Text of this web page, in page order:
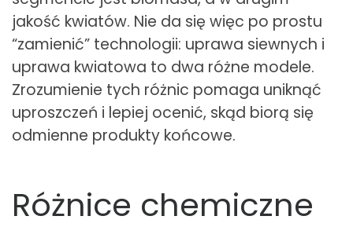
jakość kwiatów. Nie da się więc po prostu
“zamienić” technologii: uprawa siewnych i
uprawa kwiatowa to dwa różne modele.
Zrozumienie tych różnic pomaga uniknąć
uproszczeń i lepiej ocenić, skąd biorą się
odmienne produkty końcowe.
Różnice chemiczne